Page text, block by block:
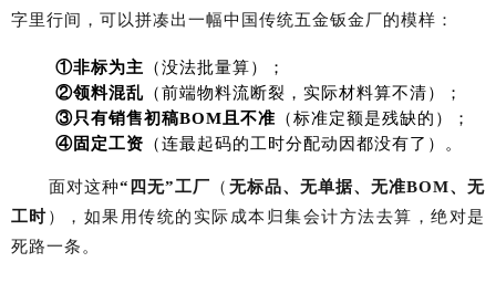
字里行间，可以拼凑出一幅中国传统五金钣金厂的模样：
①非标为主 （没法批量算）；
②领料混乱 （前端物料流断裂，实际材料算不清）；
③只有销售初稿BOM 且不准 （标准定额是残缺的）；
④固定工资 （连最起码的工时分配动因都没有了）。
面对这种“ 四无”工厂 （ 无标品、无单据、无准BOM、无
工时），如果用传统的实际成本归集会计方法去算，绝对是
死路一条。